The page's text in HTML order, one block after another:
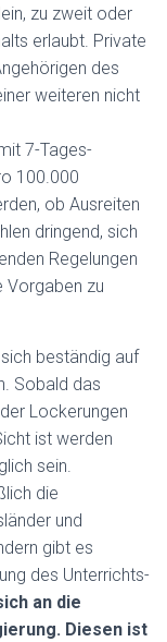
zu zweit oder
erlaubt. Private
des
weiteren nicht
7-Tages-
100.000
ob Ausreiten
dringend, sich
Regelungen
Vorgaben zu
beständig auf
Sobald das
Lockerungen
ist werden
sein.
die
und
gibt es
des Unterrichts-
an die
Diesen ist